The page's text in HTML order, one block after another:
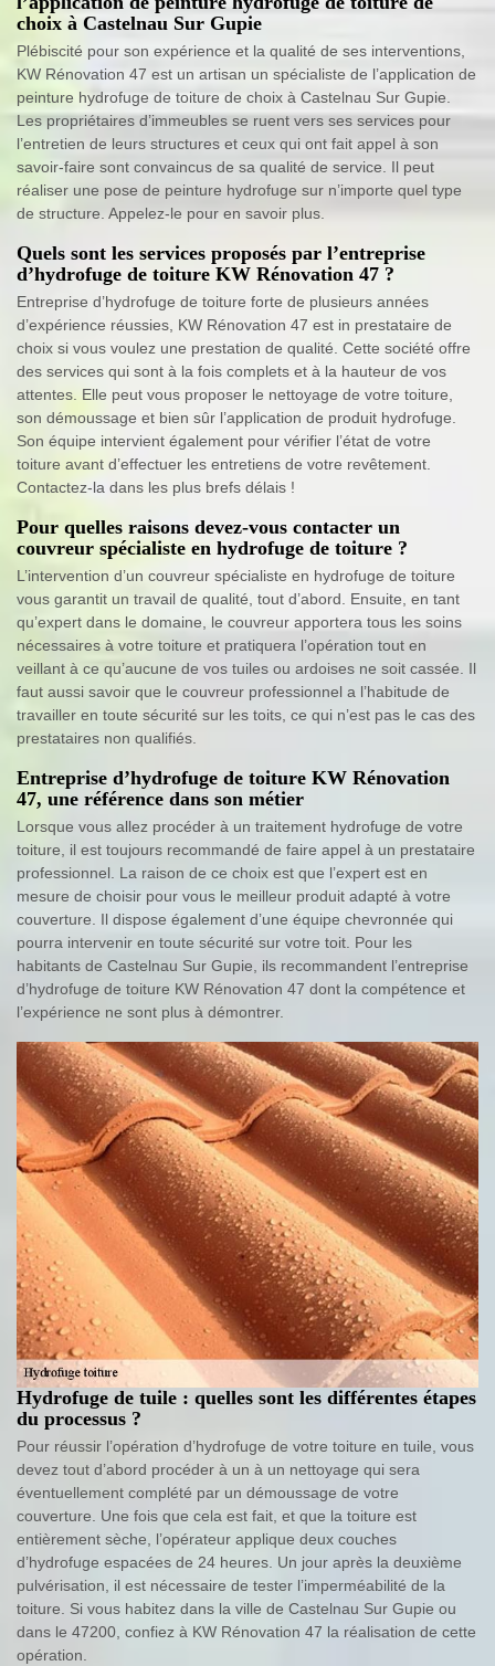
choix à Castelnau Sur Gupie
Plébiscité pour son expérience et la qualité de ses interventions,
KW Rénovation 47 est un artisan un spécialiste de l’application de
peinture hydrofuge de toiture de choix à Castelnau Sur Gupie.
Les propriétaires d’immeubles se ruent vers ses services pour
l’entretien de leurs structures et ceux qui ont fait appel à son
savoir-faire sont convaincus de sa qualité de service. Il peut
réaliser une pose de peinture hydrofuge sur n’importe quel type
de structure. Appelez-le pour en savoir plus.
Quels sont les services proposés par l’entreprise
d’hydrofuge de toiture KW Rénovation 47 ?
Entreprise d’hydrofuge de toiture forte de plusieurs années
d’expérience réussies, KW Rénovation 47 est in prestataire de
choix si vous voulez une prestation de qualité. Cette société offre
des services qui sont à la fois complets et à la hauteur de vos
attentes. Elle peut vous proposer le nettoyage de votre toiture,
son démoussage et bien sûr l’application de produit hydrofuge.
Son équipe intervient également pour vérifier l’état de votre
toiture avant d’effectuer les entretiens de votre revêtement.
Contactez-la dans les plus brefs délais !
Pour quelles raisons devez-vous contacter un
couvreur spécialiste en hydrofuge de toiture ?
L’intervention d’un couvreur spécialiste en hydrofuge de toiture
vous garantit un travail de qualité, tout d’abord. Ensuite, en tant
qu’expert dans le domaine, le couvreur apportera tous les soins
nécessaires à votre toiture et pratiquera l’opération tout en
veillant à ce qu’aucune de vos tuiles ou ardoises ne soit cassée. Il
faut aussi savoir que le couvreur professionnel a l’habitude de
travailler en toute sécurité sur les toits, ce qui n’est pas le cas des
prestataires non qualifiés.
Entreprise d’hydrofuge de toiture KW Rénovation
47, une référence dans son métier
Lorsque vous allez procéder à un traitement hydrofuge de votre
toiture, il est toujours recommandé de faire appel à un prestataire
professionnel. La raison de ce choix est que l’expert est en
mesure de choisir pour vous le meilleur produit adapté à votre
couverture. Il dispose également d’une équipe chevronnée qui
pourra intervenir en toute sécurité sur votre toit. Pour les
habitants de Castelnau Sur Gupie, ils recommandent l’entreprise
d’hydrofuge de toiture KW Rénovation 47 dont la compétence et
l’expérience ne sont plus à démontrer.
Hydrofuge de tuile : quelles sont les différentes étapes
du processus ?
Pour réussir l’opération d’hydrofuge de votre toiture en tuile, vous
devez tout d’abord procéder à un à un nettoyage qui sera
éventuellement complété par un démoussage de votre
couverture. Une fois que cela est fait, et que la toiture est
entièrement sèche, l’opérateur applique deux couches
d’hydrofuge espacées de 24 heures. Un jour après la deuxième
pulvérisation, il est nécessaire de tester l’imperméabilité de la
toiture. Si vous habitez dans la ville de Castelnau Sur Gupie ou
dans le 47200, confiez à KW Rénovation 47 la réalisation de cette
opération.